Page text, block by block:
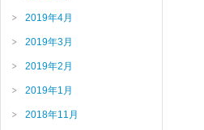
2019年4月
2019年3月
2019年2月
2019年1月
2018年11月